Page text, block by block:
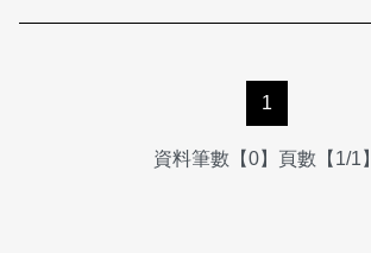
1
資料筆數【0】頁數【1/1】